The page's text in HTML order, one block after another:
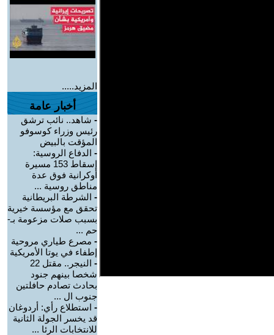
المزيد.....
أخبار عامة
- شاهد.. نائب ترشق
رئيس وزراء كوسوفو
المؤقت بالبيض
- الدفاع الروسية:
إسقاط 153 مسيرة
أوكرانية فوق عدة
مناطق روسية ...
- الشرطة البريطانية
تحقق مع مؤسسة خيرية
بسبب صلات مزعومة بـ-
حم ...
- مصرع طياري مروحية
إطفاء في يوتا الأمريكية
-
النيجر.. مقتل 22
شخصا بينهم جنود
بحادث تصادم حافلتين
جنوب ال ...
- استطلاع رأي: أردوغان
قد يخسر الجولة الثانية
للانتخابات الرئا ...